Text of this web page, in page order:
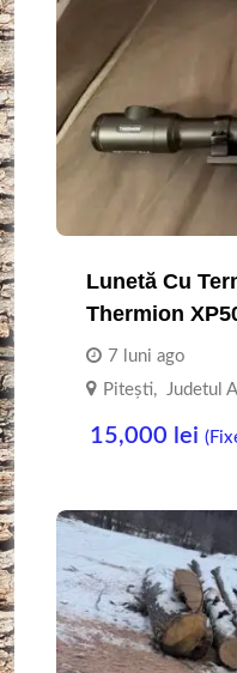
Lunetă Cu
Thermion
7 luni ago
Piteşti, Judetul
15,000 lei